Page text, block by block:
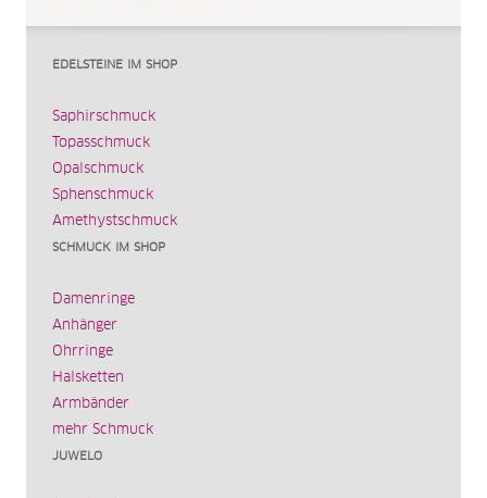
EDELSTEINE IM SHOP
Saphirschmuck
Topasschmuck
Opalschmuck
Sphenschmuck
Amethystschmuck
SCHMUCK IM SHOP
Damenringe
Anhänger
Ohrringe
Halsketten
Armbänder
mehr Schmuck
JUWELO